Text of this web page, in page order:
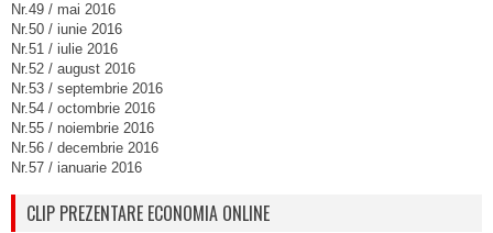
Nr.49 / mai 2016
Nr.50 / iunie 2016
Nr.51 / iulie 2016
Nr.52 / august 2016
Nr.53 / septembrie 2016
Nr.54 / octombrie 2016
Nr.55 / noiembrie 2016
Nr.56 / decembrie 2016
Nr.57 / ianuarie 2016
CLIP PREZENTARE ECONOMIA ONLINE